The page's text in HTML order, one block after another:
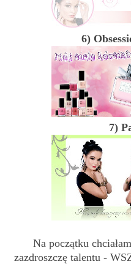
6)
7)
Na początku
zazdroszczę talentu -